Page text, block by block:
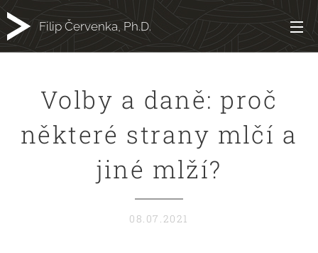
Filip Červenka, Ph.D.
Volby a daně: proč
některé strany mlčí a
jiné mlží?
08.07.2021